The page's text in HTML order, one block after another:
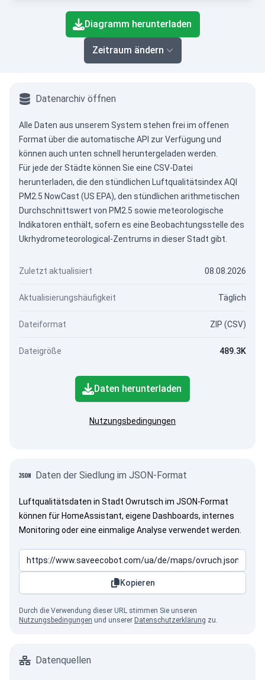
Diagramm herunterladen
Zeitraum ändern
Datenarchiv öffnen
Alle Daten aus unserem System stehen frei im offenen
Format über die automatische API zur Verfügung und
können auch unten schnell heruntergeladen werden.
Für jede der Städte können Sie eine CSV-Datei
herunterladen, die den stündlichen Luftqualitätsindex AQI
PM2.5 NowCast (US EPA), den stündlichen arithmetischen
Durchschnittswert von PM2.5 sowie meteorologische
Indikatoren enthält, sofern es eine Beobachtungsstelle des
Ukrhydrometeorological-Zentrums in dieser Stadt gibt.
Zuletzt aktualisiert 08.08.2026
Aktualisierungshäufigkeit Täglich
Dateiformat ZIP (CSV)
Dateigröße 489.3K
Daten herunterladen
Nutzungsbedingungen
Daten der Siedlung im JSON-Format
Luftqualitätsdaten in Stadt Owrutsch im JSON-Format
können für HomeAssistant, eigene Dashboards, internes
Monitoring oder eine einmalige Analyse verwendet werden.
Kopieren
Durch die Verwendung dieser URL stimmen Sie unseren
Nutzungsbedingungen und unserer Datenschutzerklärung zu.
Datenquellen